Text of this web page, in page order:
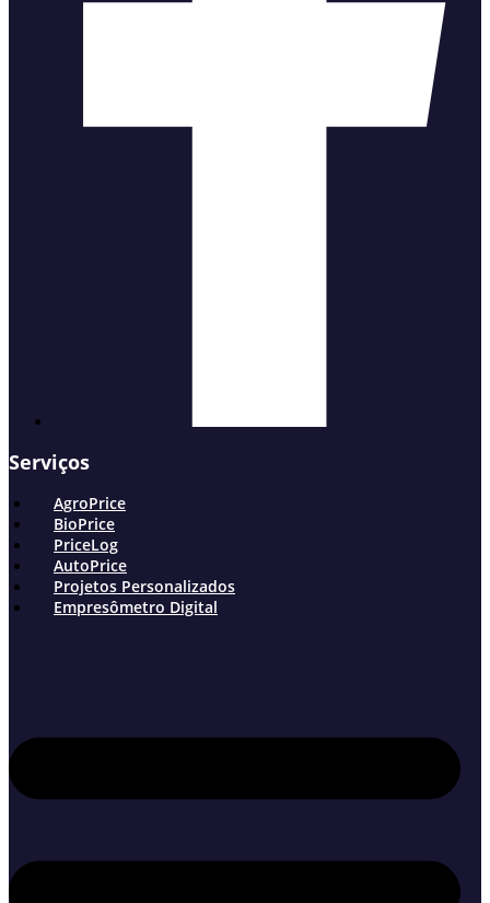
Serviços
AgroPrice
BioPrice
PriceLog
AutoPrice
Projetos Personalizados
Empresômetro Digital